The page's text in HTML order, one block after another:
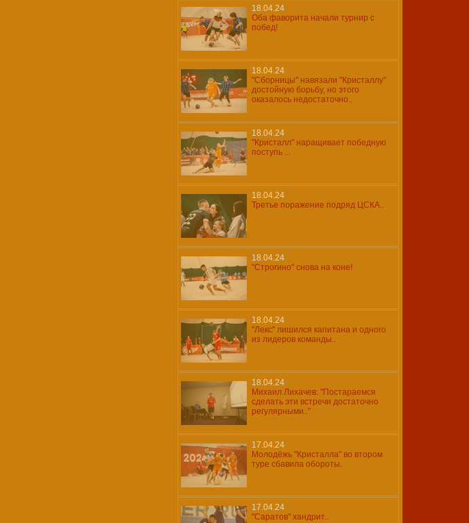
18.04.24
Оба фаворита начали турнир с
побед!
18.04.24
"Сборницы" навязали "Кристаллу"
достойную борьбу, но этого
оказалось недостаточно..
18.04.24
"Кристалл" наращивает победную
поступь ...
18.04.24
Третье поражение подряд ЦСКА..
18.04.24
"Строгино" снова на коне!
18.04.24
"Лекс" лишился капитана и одного
из лидеров команды..
18.04.24
Михаил Лихачев: "Постараемся
сделать эти встречи достаточно
регулярными.."
17.04.24
Молодёжь "Кристалла" во втором
туре сбавила обороты.
17.04.24
"Саратов" хандрит..